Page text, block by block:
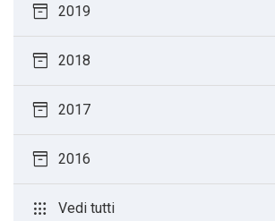
inventory_2 2019
inventory_2 2018
inventory_2 2017
inventory_2 2016
apps Vedi tutti